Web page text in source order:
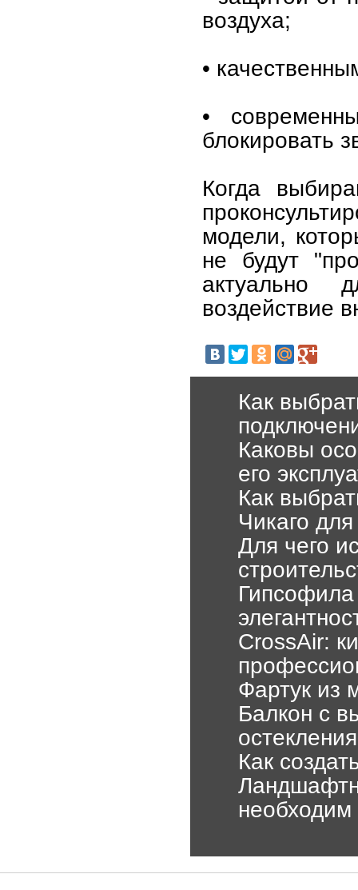
воздуха;
•
•
блокировать
Когда
модели,
не будут
актуально
воздействие
Как
Каковы
его
Как
Чикаго
Для чего
CrossAir:
Фартук из
Балкон с
остекления
Как
необходим